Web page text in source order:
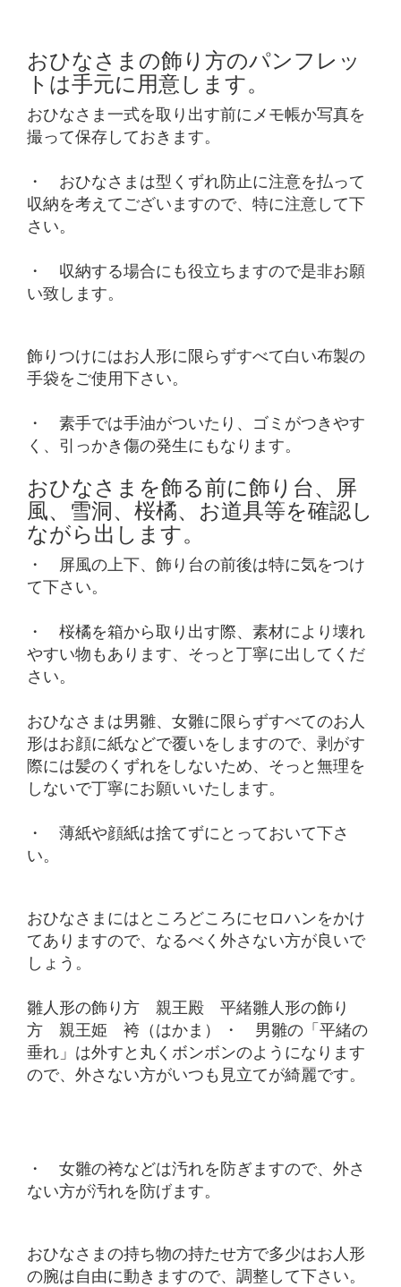
おひなさまの飾り方のパンフレッ
トは手元に用意します。
おひなさま一式を取り出す前にメモ帳か写真を
撮って保存しておきます。
・ おひなさまは型くずれ防止に注意を払って
収納を考えてございますので、特に注意して下
さい。
・ 収納する場合にも役立ちますので是非お願
い致します。
飾りつけにはお人形に限らずすべて白い布製の
手袋をご使用下さい。
・ 素手では手油がついたり、ゴミがつきやす
く、引っかき傷の発生にもなります。
おひなさまを飾る前に飾り台、屏
風、雪洞、桜橘、お道具等を確認し
ながら出します。
・ 屏風の上下、飾り台の前後は特に気をつけ
て下さい。
・ 桜橘を箱から取り出す際、素材により壊れ
やすい物もあります、そっと丁寧に出してくだ
さい。
おひなさまは男雛、女雛に限らずすべてのお人
形はお顔に紙などで覆いをしますので、剥がす
際には髪のくずれをしないため、そっと無理を
しないで丁寧にお願いいたします。
・ 薄紙や顔紙は捨てずにとっておいて下さ
い。
おひなさまにはところどころにセロハンをかけ
てありますので、なるべく外さない方が良いで
しょう。
雛人形の飾り方 親王殿 平緒雛人形の飾り
方 親王姫 袴（はかま） ・ 男雛の「平緒の
垂れ」は外すと丸くボンボンのようになります
ので、外さない方がいつも見立てが綺麗です。
・ 女雛の袴などは汚れを防ぎますので、外さ
ない方が汚れを防げます。
おひなさまの持ち物の持たせ方で多少はお人形
の腕は自由に動きますので、調整して下さい。